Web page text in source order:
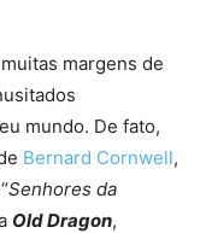
margens de
mundo. De fato,
Bernard Cornwell,
Senhores da
Old Dragon,